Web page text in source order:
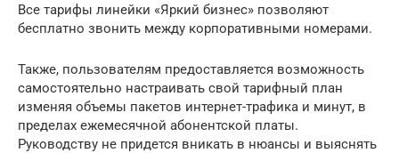
Все тарифы линейки «Яркий бизнес» позволяют
бесплатно звонить между корпоративными номерами.
Также, пользователям предоставляется возможность
самостоятельно настраивать свой тарифный план
изменяя объемы пакетов интернет-трафика и минут, в
пределах ежемесячной абонентской платы.
Руководству не придется вникать в нюансы и выяснять